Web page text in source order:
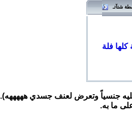
شتآتـ
فلة
جنسياً وتعرض لعنف جسدي هههههه).
ما به.